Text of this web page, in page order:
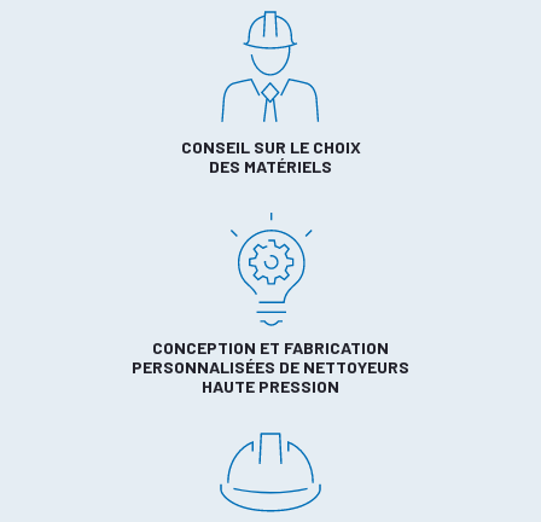
CONSEIL SUR LE CHOIX
DES MATÉRIELS
CONCEPTION ET FABRICATION
PERSONNALISÉES DE NETTOYEURS
HAUTE PRESSION